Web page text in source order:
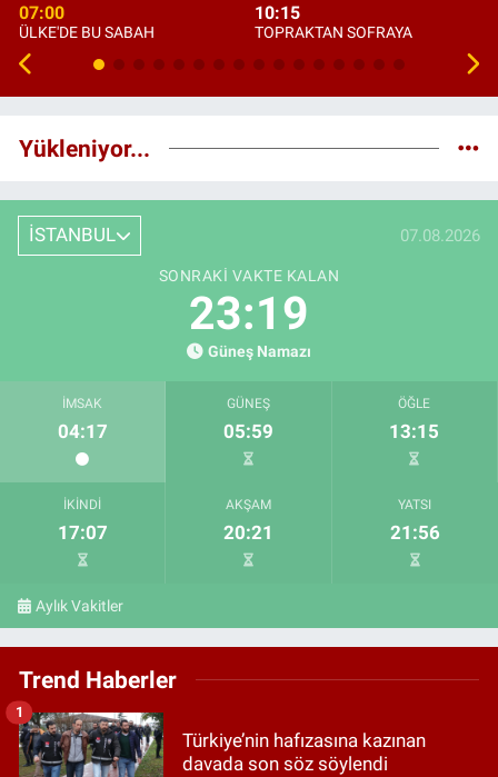
07:00
ÜLKE'DE BU SABAH
10:15
TOPRAKTAN SOFRAYA
Yükleniyor...
İSTANBUL 07.08.2026
SONRAKI VAKTE KALAN
23:18
Güneş Namazı
İMSAK
04:17
GÜNEŞ
05:59
ÖĞLE
13:15
İKINDI
17:07
AKŞAM
20:21
YATSI
21:56
Aylık Vakitler
Trend Haberler
Türkiye’nin hafızasına kazınan
davada son söz söylendi
1